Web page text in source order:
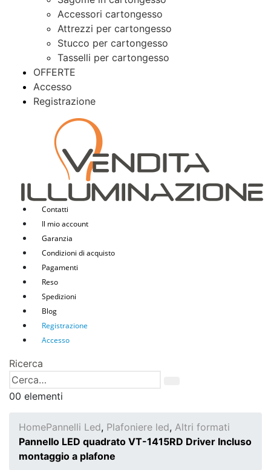
Accessori cartongesso
Attrezzi per cartongesso
Stucco per cartongesso
Tasselli per cartongesso
OFFERTE
Accesso
Registrazione
Contatti
Il mio account
Garanzia
Condizioni di acquisto
Pagamenti
Reso
Spedizioni
Blog
Registrazione
Accesso
Ricerca
00 elementi
HomePannelli Led, Plafoniere led, Altri formati
Pannello LED quadrato VT-1415RD Driver Incluso
montaggio a plafone